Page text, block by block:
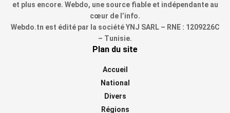
et plus encore. Webdo, une source fiable et indépendante au
cœur de l’info.
Webdo.tn est édité par la société YNJ SARL – RNE : 1209226C
– Tunisie.
Plan du site
Accueil
National
Divers
Régions